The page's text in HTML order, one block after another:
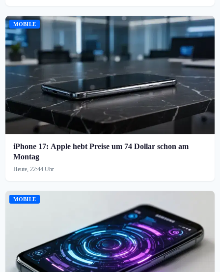
MOBILE
iPhone 17: Apple hebt Preise um 74 Dollar schon am
Montag
Heute, 22:44 Uhr
MOBILE